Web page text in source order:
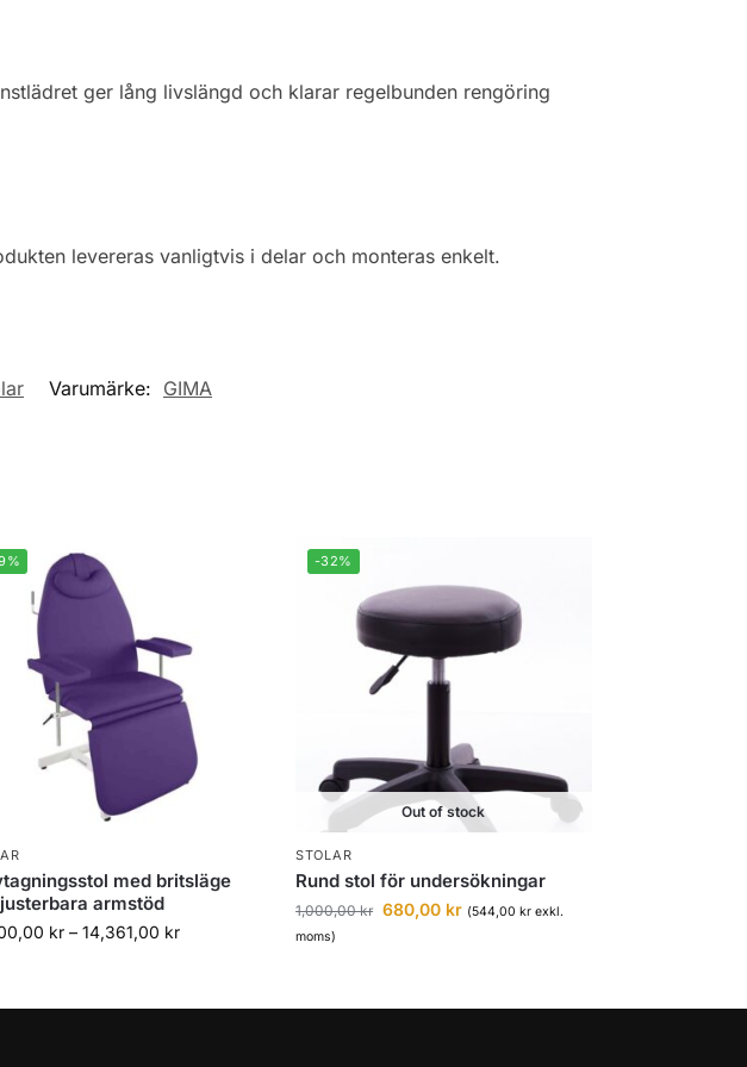
ger lång livslängd och klarar regelbunden rengöring
levereras vanligtvis i delar och monteras enkelt.
Varumärke: GIMA
med britsläge
armstöd
kr – 14,361,00 kr
-32%
Out of stock
STOLAR
Rund stol för undersökningar
1,000,00kr 680,00 kr (544,00 kr exkl.
moms)